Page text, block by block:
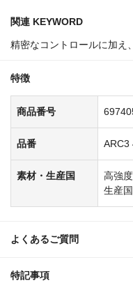
関連 KEYWORD
精密なコントロールに加え
特徴
商品番号
品番 ARC3
素材・生産国
高強
生産
よくあるご質問
特記事項